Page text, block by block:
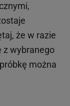
że w razie
z wybranego
można